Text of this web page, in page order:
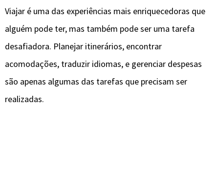
Viajar é uma das experiências mais enriquecedoras que
alguém pode ter, mas também pode ser uma tarefa
desafiadora. Planejar itinerários, encontrar
acomodações, traduzir idiomas, e gerenciar despesas
são apenas algumas das tarefas que precisam ser
realizadas.